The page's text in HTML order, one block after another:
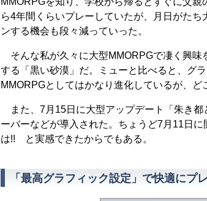
ら4年間くらいプレーしていたが、月日がた
ンする機会も段々減っていった。
そんな私が久々に大型MMORPGで凄く興味
する「黒い砂漠」だ。ミューと比べると、グ
MMORPGとしてはかなり進化しているが、
また、7月15日に大型アップデート「朱き都
ーバーなどが導入された。ちょうど7月11日に
は!! と実感できたからでもある。
「最高グラフィック設定」で快適にプ